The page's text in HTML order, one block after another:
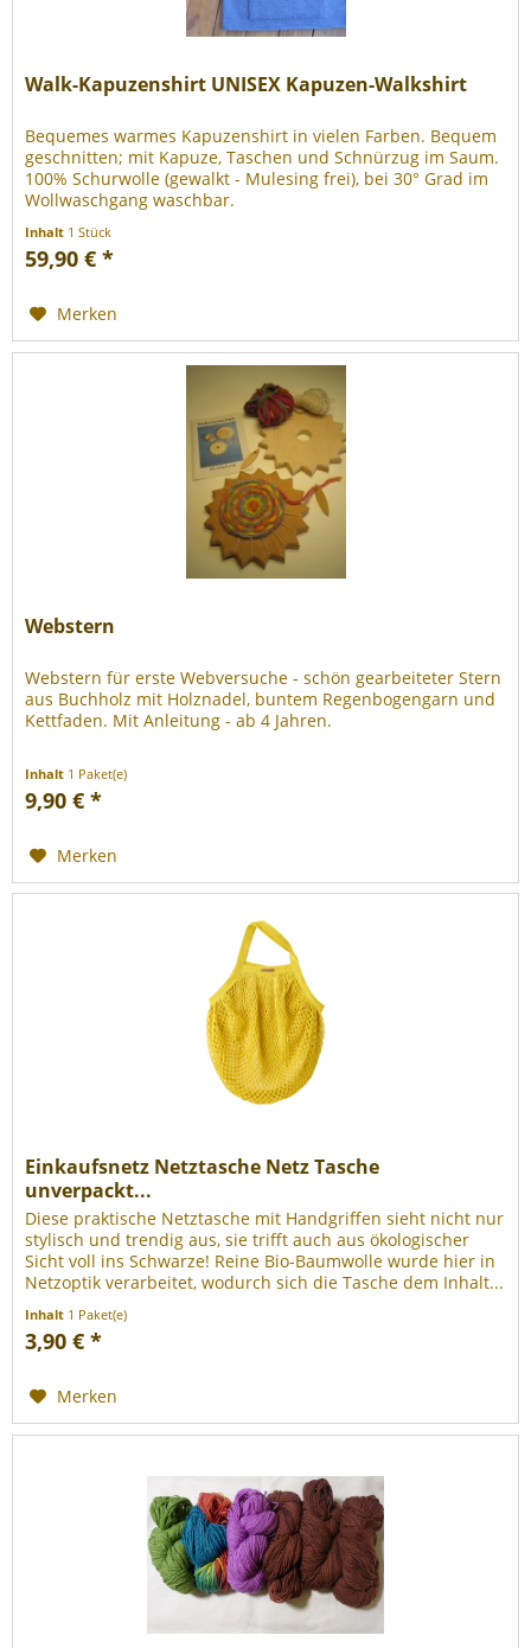
Walk-Kapuzenshirt UNISEX Kapuzen-Walkshirt
Bequemes warmes Kapuzenshirt in vielen Farben. Bequem
geschnitten; mit Kapuze, Taschen und Schnürzug im Saum.
100% Schurwolle (gewalkt - Mulesing frei), bei 30° Grad im
Wollwaschgang waschbar.
Inhalt 1 Stück
59,90 € *
Merken
Webstern
Webstern für erste Webversuche - schön gearbeiteter Stern
aus Buchholz mit Holznadel, buntem Regenbogengarn und
Kettfaden. Mit Anleitung - ab 4 Jahren.
Inhalt 1 Paket(e)
9,90 € *
Merken
Einkaufsnetz Netztasche Netz Tasche
unverpackt...
Diese praktische Netztasche mit Handgriffen sieht nicht nur
stylisch und trendig aus, sie trifft auch aus ökologischer
Sicht voll ins Schwarze! Reine Bio-Baumwolle wurde hier in
Netzoptik verarbeitet, wodurch sich die Tasche dem Inhalt...
Inhalt 1 Paket(e)
3,90 € *
Merken